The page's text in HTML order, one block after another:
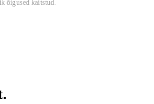
õigused kaitstud.